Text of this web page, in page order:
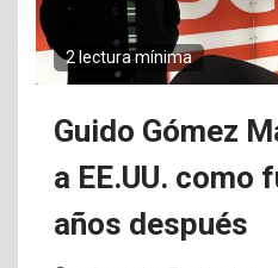
2 lectura mínima
Guido Gómez
a EE.UU. como
años después